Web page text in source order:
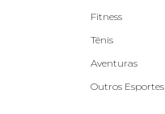
Fitness
Tênis
Aventuras
Outros Esportes